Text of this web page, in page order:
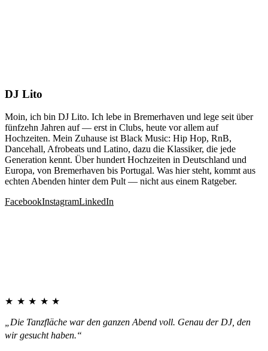
DJ Lito
Moin, ich bin DJ Lito. Ich lebe in Bremerhaven und lege seit über
fünfzehn Jahren auf — erst in Clubs, heute vor allem auf
Hochzeiten. Mein Zuhause ist Black Music: Hip Hop, RnB,
Dancehall, Afrobeats und Latino, dazu die Klassiker, die jede
Generation kennt. Über hundert Hochzeiten in Deutschland und
Europa, von Bremerhaven bis Portugal. Was hier steht, kommt aus
echten Abenden hinter dem Pult — nicht aus einem Ratgeber.
FacebookInstagramLinkedIn
★★★★★
„Die Tanzfläche war den ganzen Abend voll. Genau der DJ, den
wir gesucht haben.“